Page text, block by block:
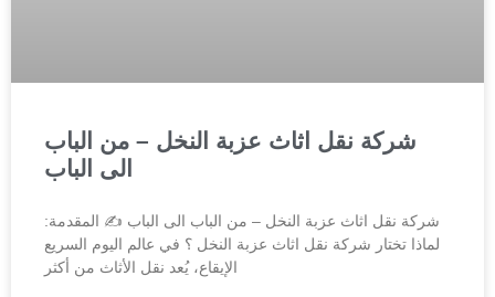
شركة نقل اثاث عزبة النخل – من الباب
الى الباب
شركة نقل اثاث عزبة النخل – من الباب الى الباب ✍️ المقدمة:
لماذا تختار شركة نقل اثاث عزبة النخل ؟ في عالم اليوم السريع
الإيقاع، يُعد نقل الأثاث من أكثر